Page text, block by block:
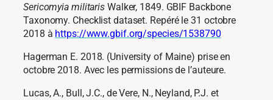
Sericomyia militaris Walker, 1849. GBIF Backbone
Taxonomy. Checklist dataset. Repéré le 31 octobre
2018 à https://www.gbif.org/species/1538790
Hagerman E. 2018. (University of Maine) prise en
octobre 2018. Avec les permissions de l’auteure.
Lucas, A., Bull, J.C., de Vere, N., Neyland, P.J. et